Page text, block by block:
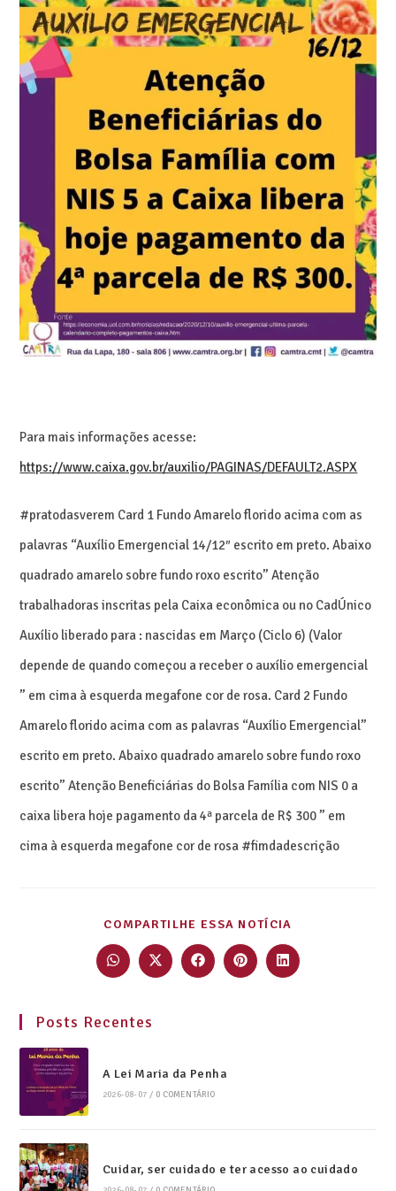
Para mais informações acesse:
https://www.caixa.gov.br/auxilio/PAGINAS/DEFAULT2.ASPX
#pratodasverem Card 1 Fundo Amarelo florido acima com as
palavras “Auxílio Emergencial 14/12″ escrito em preto. Abaixo
quadrado amarelo sobre fundo roxo escrito” Atenção
trabalhadoras inscritas pela Caixa econômica ou no CadÚnico
Auxílio liberado para : nascidas em Março (Ciclo 6) (Valor
depende de quando começou a receber o auxílio emergencial
” em cima à esquerda megafone cor de rosa. Card 2 Fundo
Amarelo florido acima com as palavras “Auxílio Emergencial”
escrito em preto. Abaixo quadrado amarelo sobre fundo roxo
escrito” Atenção Beneficiárias do Bolsa Família com NIS 0 a
caixa libera hoje pagamento da 4ª parcela de R$ 300 ” em
cima à esquerda megafone cor de rosa #fimdadescrição
COMPARTILHE ESSA NOTÍCIA
Posts Recentes
A Lei Maria da Penha
2026-08-07 / 0 COMENTÁRIO
Cuidar, ser cuidado e ter acesso ao cuidado